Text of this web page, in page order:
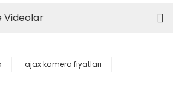
Videolar
ajax kamera fiyatları